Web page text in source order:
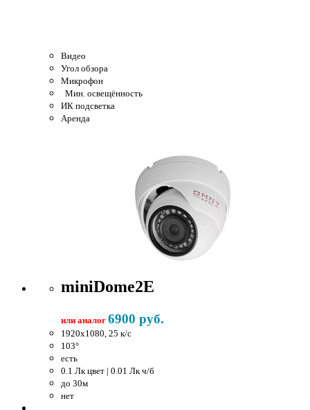
Видео
Угол обзора
Микрофон
Мин. освещённость
ИК подсветка
Аренда
miniDome2E
или аналог 6900 руб.
1920x1080, 25 к/c
103°
есть
0.1 Лк цвет | 0.01 Лк ч/б
до 30м
нет